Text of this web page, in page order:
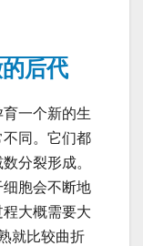
后代
一个新的生
同。它们都
分裂形成。
胞会不断地
大概需要大
就比较曲折